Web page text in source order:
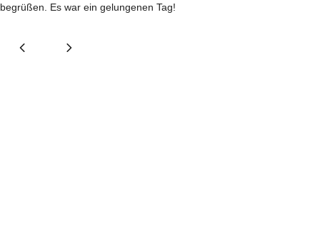
begrüßen. Es war ein gelungenen Tag!